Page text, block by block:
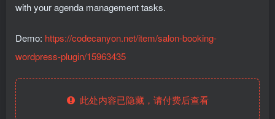
with your agenda management tasks.
Demo: https://codecanyon.net/item/salon-booking-
wordpress-plugin/15963435
此处内容已隐藏，请付费后查看